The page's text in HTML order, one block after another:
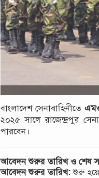
বাংলাদেশ সেনাবাহিনীতে
২০২৫ সালে রাজেন্দ্রপুর
পারবেন।
আবেদন শুরুর তারিখ ও শেষ
আবেদন শুরুর তারিখ:শুরু